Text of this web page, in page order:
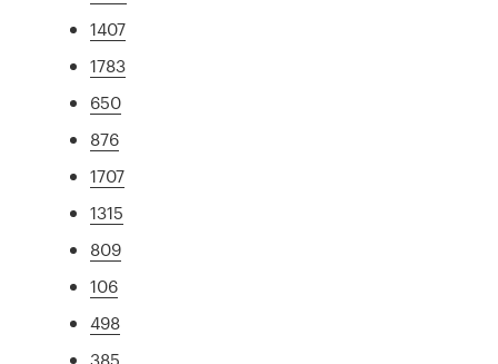
1407
1783
650
876
1707
1315
809
106
498
385